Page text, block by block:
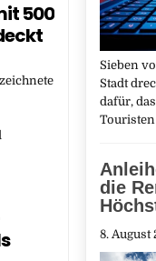
500
Sieben
Stadt
dafür,
die
8. August